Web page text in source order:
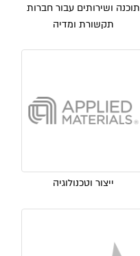
תוכנה ושירותים עבור חברות
תקשורת ומדיה
ייצור וטכנולוגיה